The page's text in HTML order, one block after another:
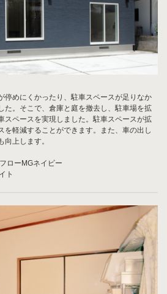
停めにくかったり、駐車スペースが足りなか
た。そこで、倉庫と庭を撤去し、駐車場を拡
スペースを実現しました。駐車スペースが拡
を軽減することができます。また、車の出し
向上します。
ローMGネイビー
ト